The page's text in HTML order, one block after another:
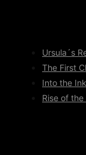
Ursula´s
The First
Into the
Rise of